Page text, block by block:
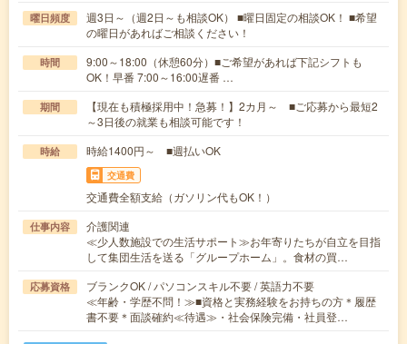
曜日頻度
週3日～（週2日～も相談OK） ■曜日固定の相談OK！ ■希望
の曜日があればご相談ください！
時間
9:00～18:00（休憩60分）■ご希望があれば下記シフトも
OK！早番 7:00～16:00遅番 …
期間
【現在も積極採用中！急募！】2カ月～ ■ご応募から最短2
～3日後の就業も相談可能です！
時給 時給1400円～ ■週払いOK
交通費
交通費全額支給（ガソリン代もOK！）
仕事内容
介護関連
≪少人数施設での生活サポート≫お年寄りたちが自立を目指
して集団生活を送る「グループホーム」。食材の買…
応募資格
ブランクOK / パソコンスキル不要 / 英語力不要
≪年齢・学歴不問！≫■資格と実務経験をお持ちの方＊履歴
書不要＊面談確約≪待遇≫・社会保険完備・社員登…